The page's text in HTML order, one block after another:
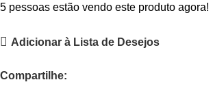
5 pessoas estão vendo este produto agora!
Adicionar à Lista de Desejos
Compartilhe: